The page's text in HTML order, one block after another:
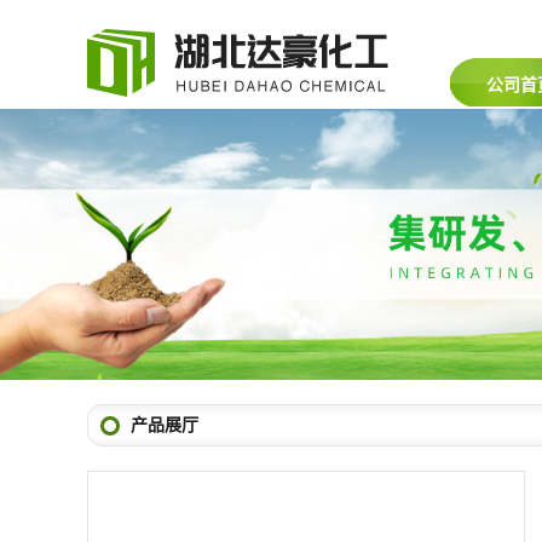
公司首
产品展厅